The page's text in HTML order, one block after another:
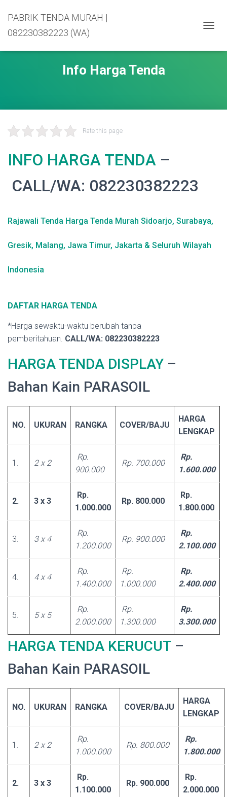
PABRIK TENDA MURAH |
082230382223 (WA)
G
V
Info Harga Tenda
Rate this page
INFO HARGA TENDA –
CALL/WA: 082230382223
Rajawali Tenda Harga Tenda Murah Sidoarjo, Surabaya,
Gresik, Malang, Jawa Timur, Jakarta & Seluruh Wilayah
Indonesia
DAFTAR HARGA TENDA
*Harga sewaktu-waktu berubah tanpa
pemberitahuan. CALL/WA: 082230382223
HARGA TENDA DISPLAY –
Bahan Kain PARASOIL
NO. UKURAN RANGKA COVER/BAJU
HARGA
LENGKAP
1. 2 x 2
Rp.
900.000
Rp. 700.000
Rp.
1.600.000
2. 3 x 3
Rp.
1.000.000
Rp. 800.000
Rp.
1.800.000
3. 3 x 4
Rp.
1.200.000
Rp. 900.000
Rp.
2.100.000
4. 4 x 4
Rp.
1.400.000
Rp.
1.000.000
Rp.
2.400.000
5. 5 x 5
Rp.
2.000.000
Rp.
1.300.000
Rp.
3.300.000
HARGA TENDA KERUCUT –
Bahan Kain PARASOIL
NO. UKURAN RANGKA COVER/BAJU
HARGA
LENGKAP
1. 2 x 2
Rp.
1.000.000
Rp. 800.000
Rp.
1.800.000
2. 3 x 3
Rp.
1.100.000
Rp. 900.000
Rp.
2.000.000